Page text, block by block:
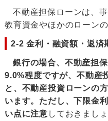
不動産担保ローンは、
教育資金やほかのローン
2-2 金利・融資額・返済
銀行の場合、不動産担
9.0%程度ですが、不動産
と、不動産投資ローンの
います。ただし、下限金
い点に注意 しておきましょ